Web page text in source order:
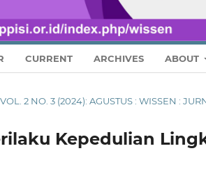
CURRENT ARCHIVES ABOUT
VOL. 2 NO. 3 (2024): AGUSTUS : WISSEN :
Kepedulian